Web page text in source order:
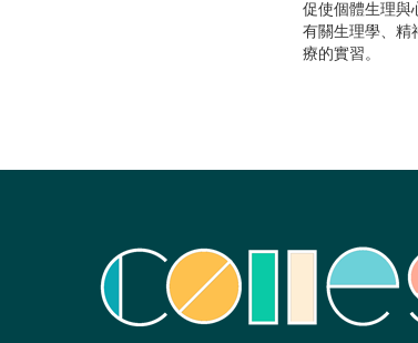
促使個體生理與
有關生理學、精
療的實習。